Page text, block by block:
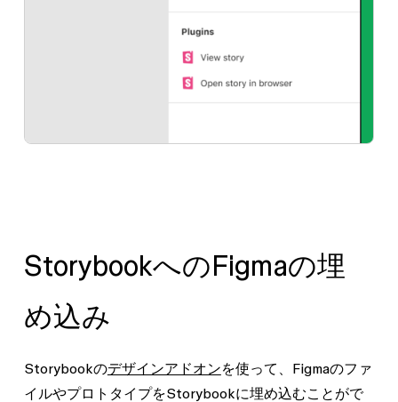
StorybookへのFigmaの埋
め込み
Storybookのデザインアドオンを使って、Figmaのファ
イルやプロトタイプをStorybookに埋め込むことがで